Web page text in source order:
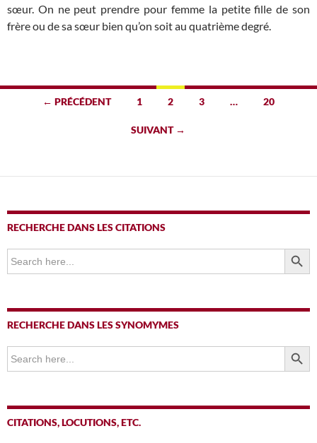
sœur. On ne peut prendre pour femme la petite fille de son
frère ou de sa sœur bien qu’on soit au quatrième degré.
Navigation
← PRÉCÉDENT 1 2 3 … 20
SUIVANT →
RECHERCHE DANS LES CITATIONS
Search
for:
SEARCH
RECHERCHE DANS LES SYNOMYMES
Search
for:
SEARCH
CITATIONS, LOCUTIONS, ETC.